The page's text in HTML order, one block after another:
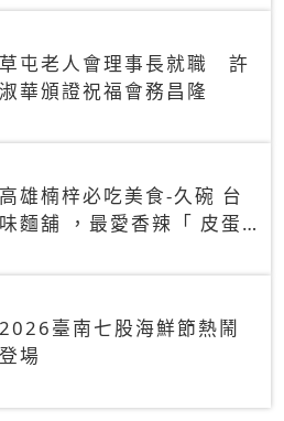
草屯老人會理事長就職 許
淑華頒證祝福會務昌隆
高雄楠梓必吃美食-久碗 台
味麵舖 ，最愛香辣「 皮蛋
蒸蛋湯」大人小孩都愛
2026臺南七股海鮮節熱鬧
登場